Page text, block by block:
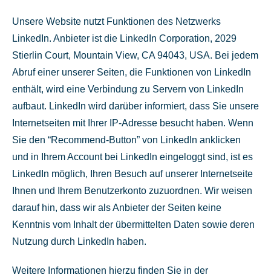
Unsere Website nutzt Funktionen des Netzwerks
LinkedIn. Anbieter ist die LinkedIn Corporation, 2029
Stierlin Court, Mountain View, CA 94043, USA. Bei jedem
Abruf einer unserer Seiten, die Funktionen von LinkedIn
enthält, wird eine Verbindung zu Servern von LinkedIn
aufbaut. LinkedIn wird darüber informiert, dass Sie unsere
Internetseiten mit Ihrer IP-Adresse besucht haben. Wenn
Sie den “Recommend-Button” von LinkedIn anklicken
und in Ihrem Account bei LinkedIn eingeloggt sind, ist es
LinkedIn möglich, Ihren Besuch auf unserer Internetseite
Ihnen und Ihrem Benutzerkonto zuzuordnen. Wir weisen
darauf hin, dass wir als Anbieter der Seiten keine
Kenntnis vom Inhalt der übermittelten Daten sowie deren
Nutzung durch LinkedIn haben.
Weitere Informationen hierzu finden Sie in der